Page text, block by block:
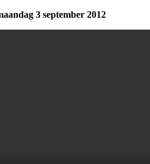
3 september 2012